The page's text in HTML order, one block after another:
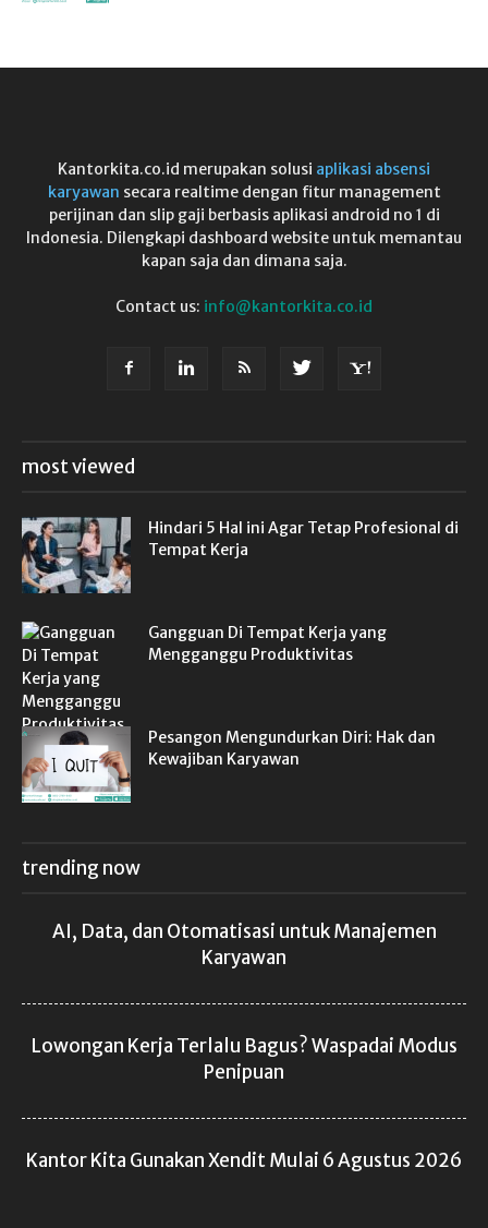
Kantorkita.co.id merupakan solusi aplikasi absensi
karyawan secara realtime dengan fitur management
perijinan dan slip gaji berbasis aplikasi android no 1 di
Indonesia. Dilengkapi dashboard website untuk memantau
kapan saja dan dimana saja.
Contact us: info@kantorkita.co.id
most viewed
Hindari 5 Hal ini Agar Tetap Profesional di
Tempat Kerja
Gangguan Di Tempat Kerja yang
Mengganggu Produktivitas
Pesangon Mengundurkan Diri: Hak dan
Kewajiban Karyawan
trending now
AI, Data, dan Otomatisasi untuk Manajemen
Karyawan
Lowongan Kerja Terlalu Bagus? Waspadai Modus
Penipuan
Kantor Kita Gunakan Xendit Mulai 6 Agustus 2026